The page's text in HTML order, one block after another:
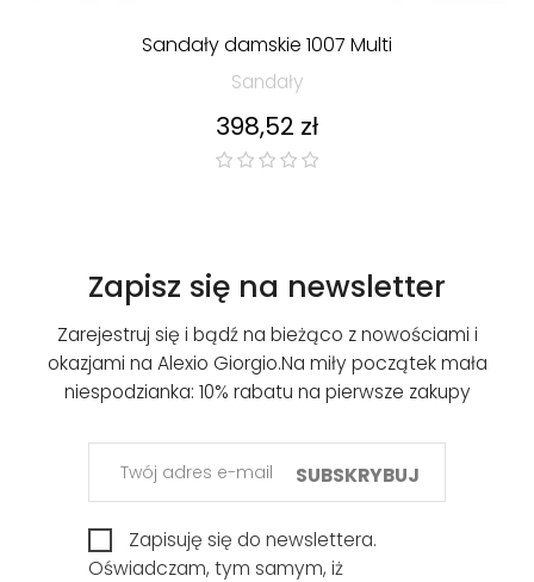
Sandały damskie 1007 Multi
Sandały
Cena
398,52 zł
Zapisz się na newsletter
Zarejestruj się i bądź na bieżąco z nowościami i
okazjami na Alexio Giorgio.Na miły początek mała
niespodzianka: 10% rabatu na pierwsze zakupy
SUBSKRYBUJ
Zapisuję się do newslettera.
Oświadczam, tym samym, iż